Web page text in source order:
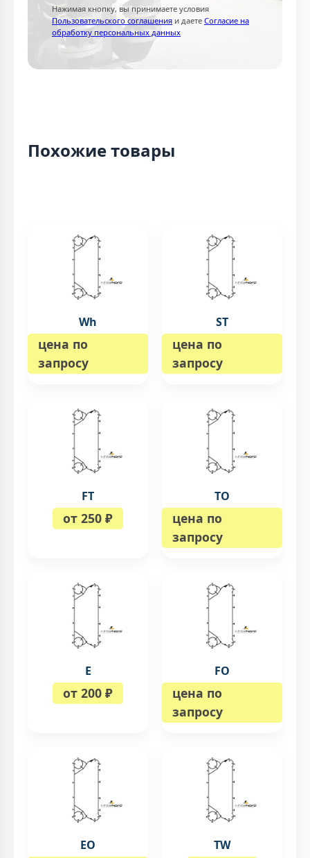
Нажимая кнопку, вы принимаете условия
Пользовательского соглашения и даете Согласие на
обработку персональных данных
Похожие товары
Wh
цена по
запросу
ST
цена по
запросу
FT
от 250 ₽
TO
цена по
запросу
E
от 200 ₽
FO
цена по
запросу
EO TW